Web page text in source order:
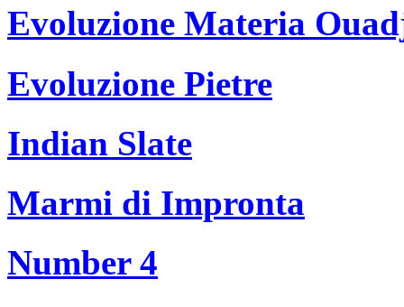
Evoluzione Materia
Evoluzione Pietre
Indian Slate
Marmi di Impronta
Number 4